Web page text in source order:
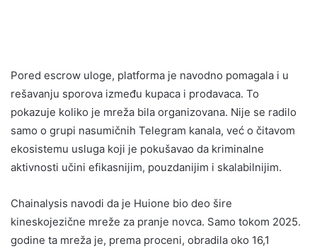
Pored escrow uloge, platforma je navodno pomagala i u
rešavanju sporova između kupaca i prodavaca. To
pokazuje koliko je mreža bila organizovana. Nije se radilo
samo o grupi nasumičnih Telegram kanala, već o čitavom
ekosistemu usluga koji je pokušavao da kriminalne
aktivnosti učini efikasnijim, pouzdanijim i skalabilnijim.
Chainalysis navodi da je Huione bio deo šire
kineskojezične mreže za pranje novca. Samo tokom 2025.
godine ta mreža je, prema proceni, obradila oko 16,1